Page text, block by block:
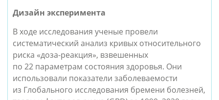
Дизайн эксперимента
В ходе исследования ученые провели
систематический анализ кривых относительного
риска «доза-реакция», взвешенных
по 22 параметрам состояния здоровья. Они
использовали показатели заболеваемости
из Глобального исследования бремени болезней,